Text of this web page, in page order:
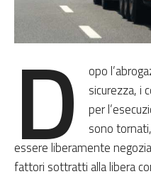
D opo
sicurezza, i
per
sono
essere liberamente
fattori sottratti alla libera